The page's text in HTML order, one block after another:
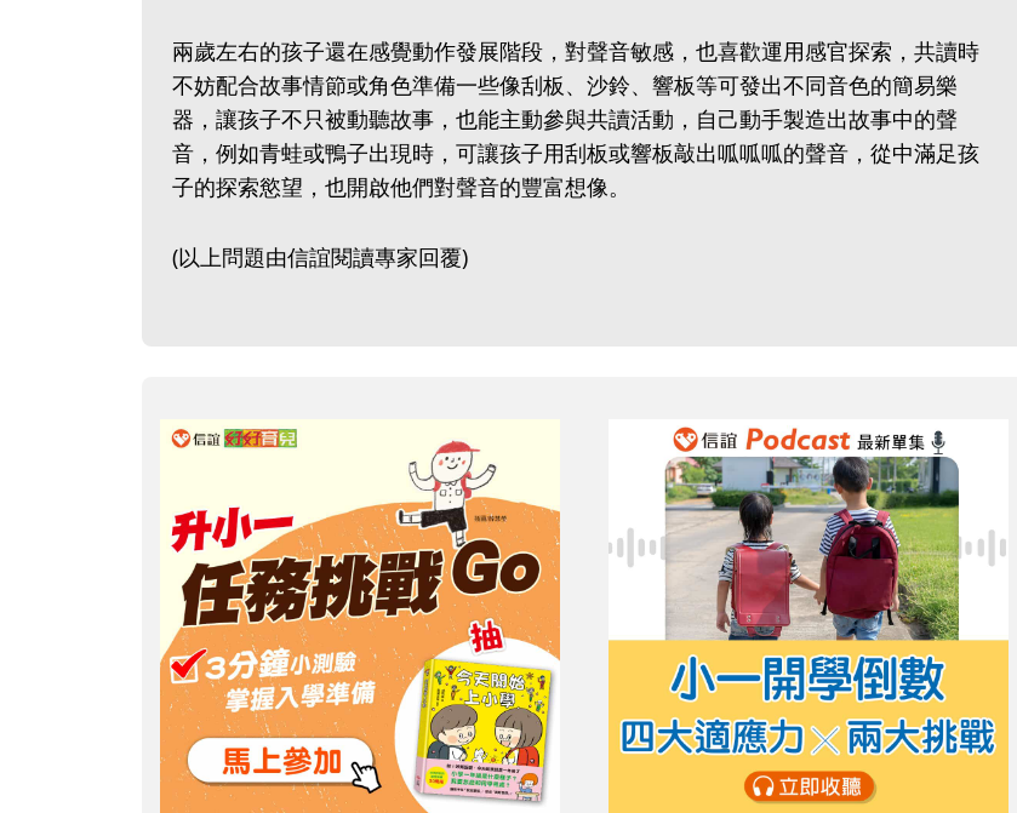
兩歲左右的孩子還在感覺動作發展階段，對聲音敏感，也喜歡運用感官探索，共讀時
不妨配合故事情節或角色準備一些像刮板、沙鈴、響板等可發出不同音色的簡易樂
器，讓孩子不只被動聽故事，也能主動參與共讀活動，自己動手製造出故事中的聲
音，例如青蛙或鴨子出現時，可讓孩子用刮板或響板敲出呱呱呱的聲音，從中滿足孩
子的探索慾望，也開啟他們對聲音的豐富想像。
(以上問題由信誼閱讀專家回覆)